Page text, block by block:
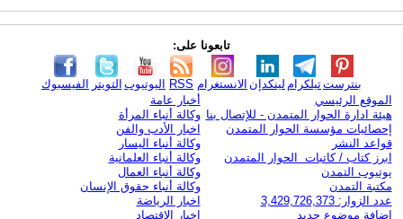
تابعونا على:
الفيسبوك التويتر اليوتيوب RSS الانستغرام لينكدإن تيلكرامبنترست
الموقع الرئيسي
هيئة ادارة الحوار المتمدن - للإتصال بنا
إحصائيات مؤسسة الحوار المتمدن
قواعد النشر
ابرز كتاب / كاتبات الحوار المتمدن
يوتيوب التمدن
مكتبة التمدن
عدد الزوار: 3,429,726,373
اضافة موضوع جديد
أخبار عامة
وكالة أنباء المرأة
اخبار الأدب والفن
وكالة أنباء اليسار
وكالة أنباء العلمانية
وكالة أنباء العمال
وكالة أنباء حقوق الإنسان
اخبار الرياضة
اخبار الاقتصاد